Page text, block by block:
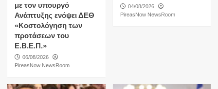
με τον υπουργό
Ανάπτυξης ενόψει ΔΕΘ
«Κοστολόγηση των
προτάσεων του
Ε.Β.Ε.Π.»
06/08/2026
PireasNow NewsRoom
04/08/2026
PireasNow NewsRoom